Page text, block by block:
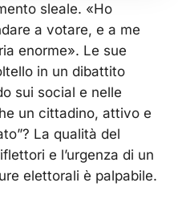
sleale. «Ho
a votare, e a me
enorme». Le sue
in un dibattito
sui social e nelle
un cittadino, attivo e
La qualità del
e l’urgenza di un
elettorali è palpabile.